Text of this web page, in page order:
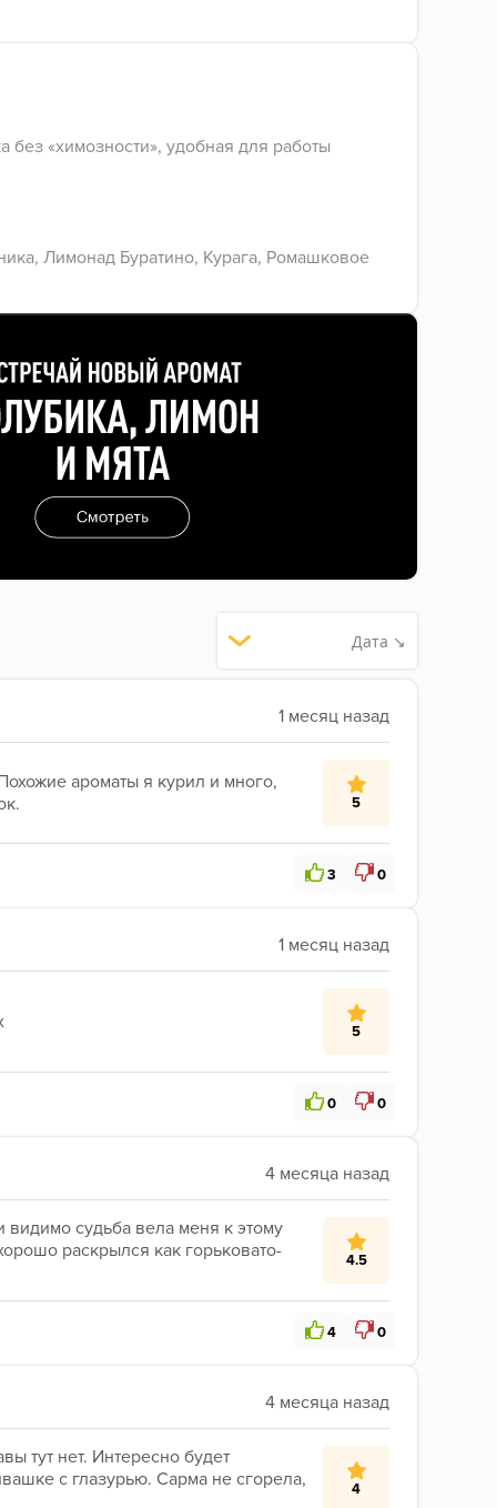
без «химозности», удобная для работы
Лимонад Буратино, Курага, Ромашковое
Дата ↘
5
ароматы я курил и много,
3 0
5
0 0
4.5
судьба вела меня к этому
раскрылся как горьковато-
4 0
4
тут нет. Интересно будет
с глазурью. Сарма не сгорела,